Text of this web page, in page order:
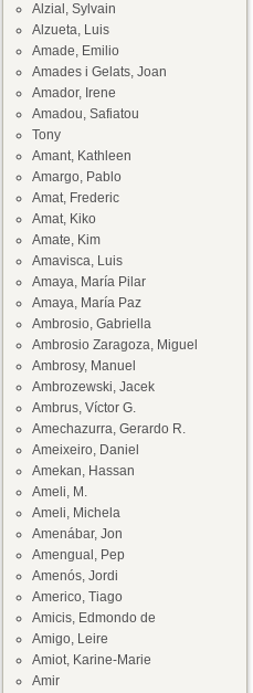
Alzial, Sylvain
Alzueta, Luis
Amade, Emilio
Amades i Gelats, Joan
Amador, Irene
Amadou, Safiatou
Tony
Amant, Kathleen
Amargo, Pablo
Amat, Frederic
Amat, Kiko
Amate, Kim
Amavisca, Luis
Amaya, María Pilar
Amaya, María Paz
Ambrosio, Gabriella
Ambrosio Zaragoza, Miguel
Ambrosy, Manuel
Ambrozewski, Jacek
Ambrus, Víctor G.
Amechazurra, Gerardo R.
Ameixeiro, Daniel
Amekan, Hassan
Ameli, M.
Ameli, Michela
Amenábar, Jon
Amengual, Pep
Amenós, Jordi
Americo, Tiago
Amicis, Edmondo de
Amigo, Leire
Amiot, Karine-Marie
Amir